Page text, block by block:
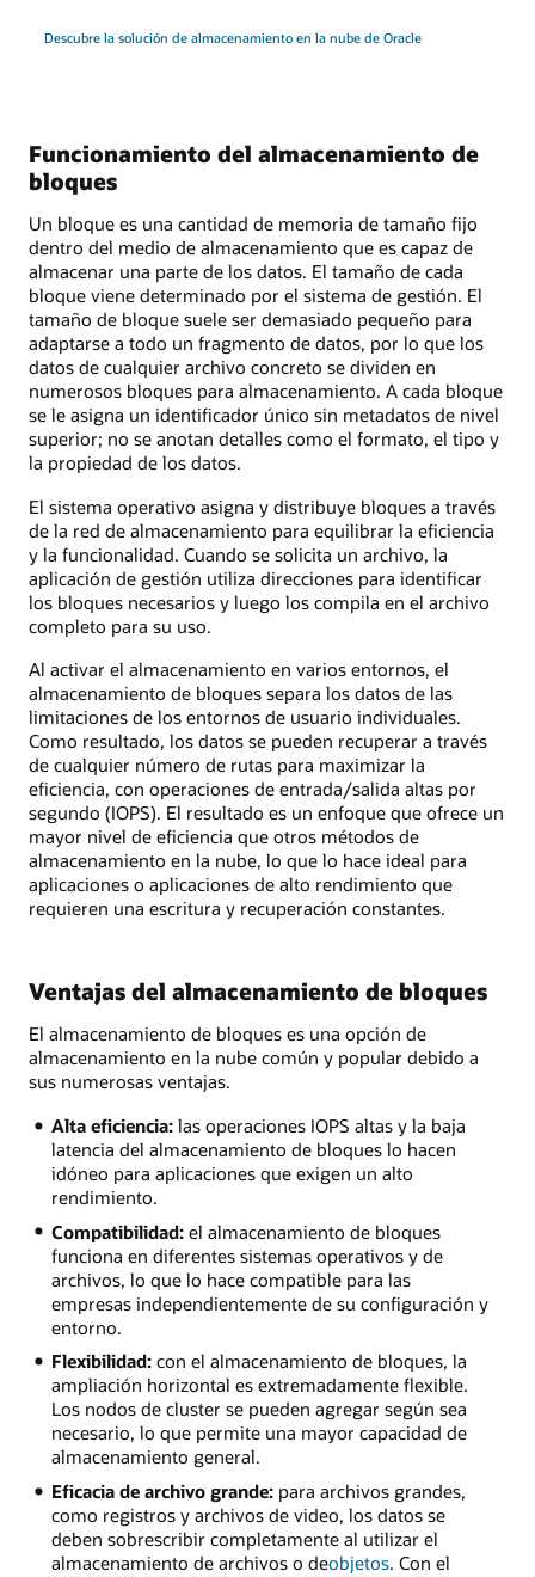
Descubre la solución de almacenamiento en la nube de Oracle
Funcionamiento del almacenamiento de
bloques
Un bloque es una cantidad de memoria de tamaño fijo
dentro del medio de almacenamiento que es capaz de
almacenar una parte de los datos. El tamaño de cada
bloque viene determinado por el sistema de gestión. El
tamaño de bloque suele ser demasiado pequeño para
adaptarse a todo un fragmento de datos, por lo que los
datos de cualquier archivo concreto se dividen en
numerosos bloques para almacenamiento. A cada bloque
se le asigna un identificador único sin metadatos de nivel
superior; no se anotan detalles como el formato, el tipo y
la propiedad de los datos.
El sistema operativo asigna y distribuye bloques a través
de la red de almacenamiento para equilibrar la eficiencia
y la funcionalidad. Cuando se solicita un archivo, la
aplicación de gestión utiliza direcciones para identificar
los bloques necesarios y luego los compila en el archivo
completo para su uso.
Al activar el almacenamiento en varios entornos, el
almacenamiento de bloques separa los datos de las
limitaciones de los entornos de usuario individuales.
Como resultado, los datos se pueden recuperar a través
de cualquier número de rutas para maximizar la
eficiencia, con operaciones de entrada/salida altas por
segundo (IOPS). El resultado es un enfoque que ofrece un
mayor nivel de eficiencia que otros métodos de
almacenamiento en la nube, lo que lo hace ideal para
aplicaciones o aplicaciones de alto rendimiento que
requieren una escritura y recuperación constantes.
Ventajas del almacenamiento de bloques
El almacenamiento de bloques es una opción de
almacenamiento en la nube común y popular debido a
sus numerosas ventajas.
Alta eficiencia:las operaciones IOPS altas y la baja
latencia del almacenamiento de bloques lo hacen
idóneo para aplicaciones que exigen un alto
rendimiento.
Compatibilidad:el almacenamiento de bloques
funciona en diferentes sistemas operativos y de
archivos, lo que lo hace compatible para las
empresas independientemente de su configuración y
entorno.
Flexibilidad:con el almacenamiento de bloques, la
ampliación horizontal es extremadamente flexible.
Los nodos de cluster se pueden agregar según sea
necesario, lo que permite una mayor capacidad de
almacenamiento general.
Eficacia de archivo grande:para archivos grandes,
como registros y archivos de video, los datos se
deben sobrescribir completamente al utilizar el
almacenamiento de archivos o deobjetos. Con el